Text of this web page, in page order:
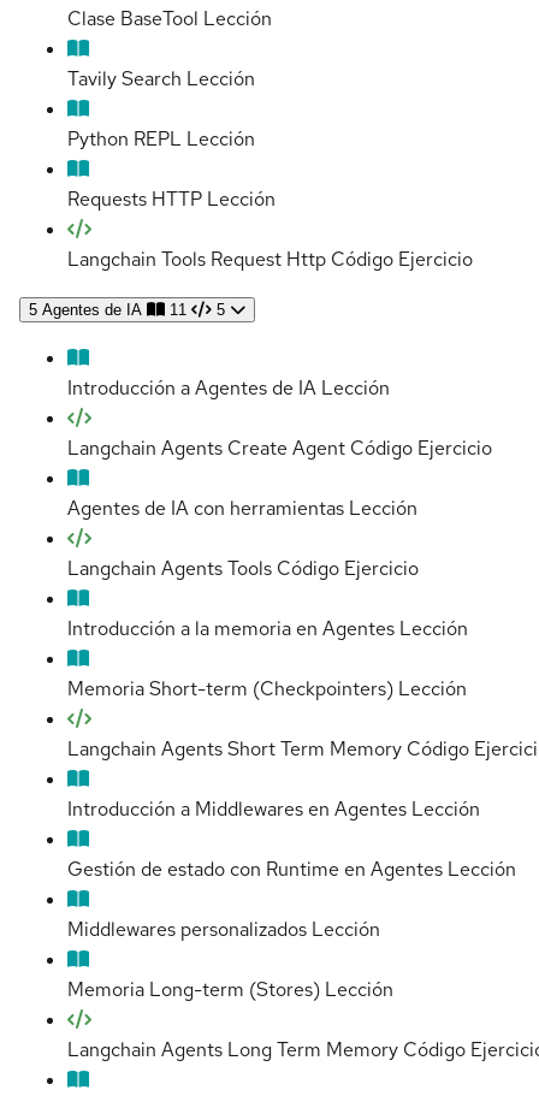
Clase BaseTool Lección
Tavily Search Lección
Python REPL Lección
Requests HTTP Lección
Langchain Tools Request Http Código Ejercicio
5 Agentes de IA 11 5
Introducción a Agentes de IA Lección
Langchain Agents Create Agent Código Ejercicio
Agentes de IA con herramientas Lección
Langchain Agents Tools Código Ejercicio
Introducción a la memoria en Agentes Lección
Memoria Short-term (Checkpointers) Lección
Langchain Agents Short Term Memory Código
Introducción a Middlewares en Agentes Lección
Gestión de estado con Runtime en Agentes Lección
Middlewares personalizados Lección
Memoria Long-term (Stores) Lección
Langchain Agents Long Term Memory Código